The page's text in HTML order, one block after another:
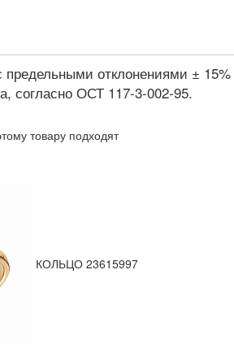
предельными отклонениями ± 15%
согласно ОСТ 117-3-002-95.
товару подходят
КОЛЬЦО 23615997